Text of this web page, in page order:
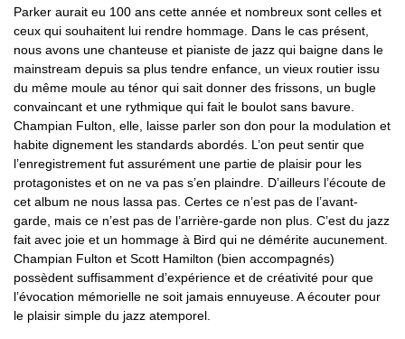
Parker aurait eu 100 ans cette année et nombreux sont celles et
ceux qui souhaitent lui rendre hommage. Dans le cas présent,
nous avons une chanteuse et pianiste de jazz qui baigne dans le
mainstream depuis sa plus tendre enfance, un vieux routier issu
du même moule au ténor qui sait donner des frissons, un bugle
convaincant et une rythmique qui fait le boulot sans bavure.
Champian Fulton, elle, laisse parler son don pour la modulation et
habite dignement les standards abordés. L’on peut sentir que
l’enregistrement fut assurément une partie de plaisir pour les
protagonistes et on ne va pas s’en plaindre. D’ailleurs l’écoute de
cet album ne nous lassa pas. Certes ce n’est pas de l’avant-
garde, mais ce n’est pas de l’arrière-garde non plus. C’est du jazz
fait avec joie et un hommage à Bird qui ne démérite aucunement.
Champian Fulton et Scott Hamilton (bien accompagnés)
possèdent suffisamment d’expérience et de créativité pour que
l’évocation mémorielle ne soit jamais ennuyeuse. A écouter pour
le plaisir simple du jazz atemporel.